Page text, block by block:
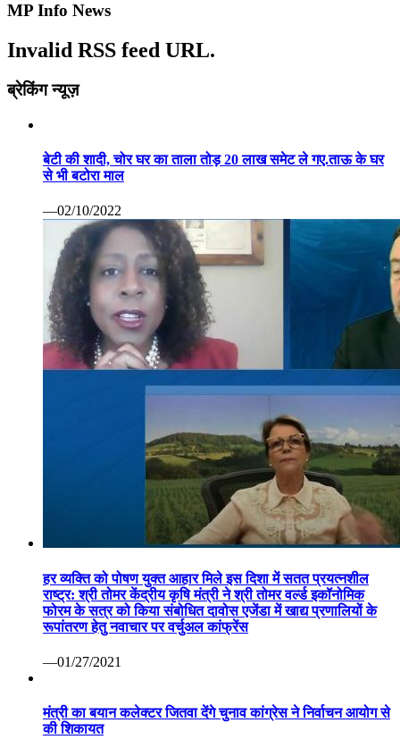
MP Info News
Invalid RSS feed URL.
ब्रेकिंग न्यूज़
बेटी की शादी, चोर घर का ताला तोड़ 20 लाख समेट ले गए.ताऊ के घर
से भी बटोरा माल
—02/10/2022
हर व्यक्ति को पोषण युक्त आहार मिले इस दिशा में सतत प्रयत्नशील
राष्ट्र: श्री तोमर केंद्रीय कृषि मंत्री ने श्री तोमर वर्ल्ड इकॉनोमिक
फोरम के सत्र को किया संबोधित दावोस एजेंडा में खाद्य प्रणालियों के
रूपांतरण हेतु नवाचार पर वर्चुअल कांफ्रेंस
—01/27/2021
मंत्री का बयान कलेक्टर जितवा देंगे चुनाव कांग्रेस ने निर्वाचन आयोग से
की शिकायत